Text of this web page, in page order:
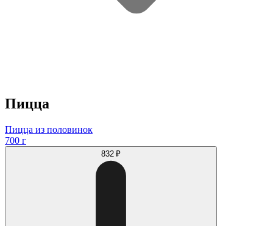
Пицца
Пицца из половинок
700 г
832 ₽